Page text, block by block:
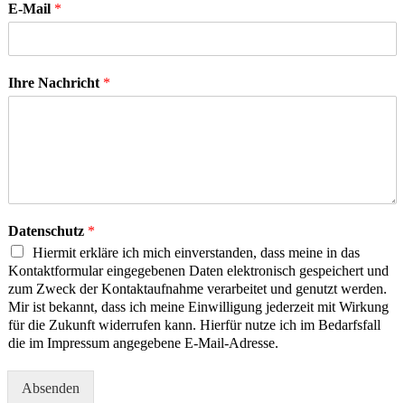
E-Mail *
Ihre Nachricht *
Datenschutz *
Hiermit erkläre ich mich einverstanden, dass meine in das
Kontaktformular eingegebenen Daten elektronisch gespeichert und
zum Zweck der Kontaktaufnahme verarbeitet und genutzt werden.
Mir ist bekannt, dass ich meine Einwilligung jederzeit mit Wirkung
für die Zukunft widerrufen kann. Hierfür nutze ich im Bedarfsfall
die im Impressum angegebene E-Mail-Adresse.
Absenden